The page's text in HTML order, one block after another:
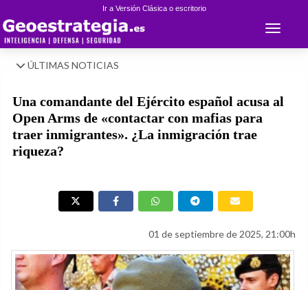
Ir a Versión Clásica o escritorio
Toggle
ÚLTIMAS NOTICIAS
Una comandante del Ejército español acusa al
Open Arms de «contactar con mafias para
traer inmigrantes». ¿La inmigración trae
riqueza?
01 de septiembre de 2025, 21:00h